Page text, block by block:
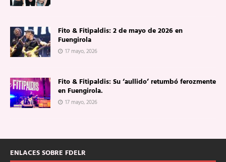
Fito & Fitipaldis: 2 de mayo de 2026 en
Fuengirola
17 mayo, 2026
Fito & Fitipaldis: Su ‘aullido’ retumbó ferozmente
en Fuengirola.
17 mayo, 2026
ENLACES SOBRE FDELR